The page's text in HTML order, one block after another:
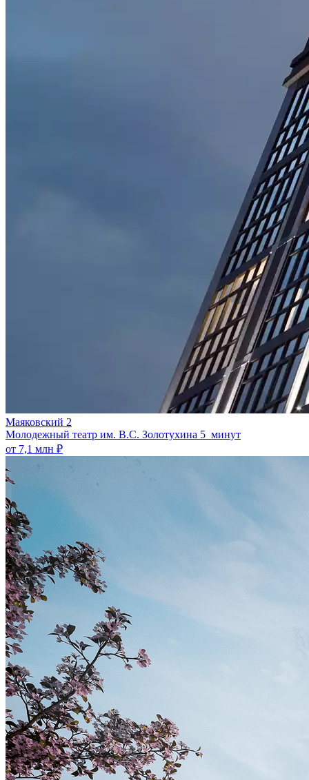
Маяковский 2
Молодежный театр им. В.С. Золотухина 5 минут
от 7,1 млн ₽